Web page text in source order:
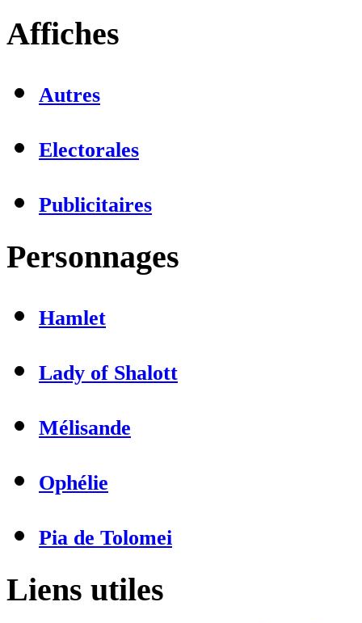
Affiches
Autres
Electorales
Publicitaires
Personnages
Hamlet
Lady of Shalott
Mélisande
Ophélie
Pia de Tolomei
Liens utiles